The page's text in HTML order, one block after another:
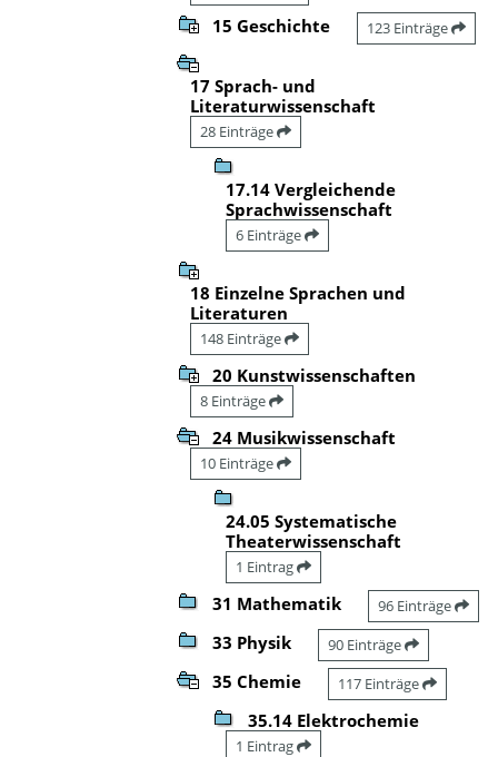
15 Geschichte 123 Einträge
17 Sprach- und
Literaturwissenschaft
28 Einträge
17.14 Vergleichende
Sprachwissenschaft
6 Einträge
18 Einzelne Sprachen und
Literaturen
148 Einträge
20 Kunstwissenschaften
8 Einträge
24 Musikwissenschaft
10 Einträge
24.05 Systematische
Theaterwissenschaft
1 Eintrag
31 Mathematik 96 Einträge
33 Physik 90 Einträge
35 Chemie 117 Einträge
35.14 Elektrochemie
1 Eintrag